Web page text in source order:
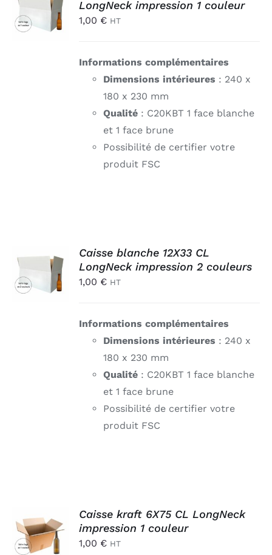
PANIER
/
LongNeck impression 1 couleur
1,00 € HT
Informations complémentaires
Dimensions intérieures : 240 x
180 x 230 mm
Qualité : C20KBT 1 face blanche
et 1 face brune
Possibilité de certifier votre
produit FSC
PANIER
/
Caisse blanche 12X33 CL
LongNeck impression 2 couleurs
1,00 € HT
Informations complémentaires
Dimensions intérieures : 240 x
180 x 230 mm
Qualité : C20KBT 1 face blanche
et 1 face brune
Possibilité de certifier votre
produit FSC
AU
PANIER
/
Caisse kraft 6X75 CL LongNeck
impression 1 couleur
1,00 € HT